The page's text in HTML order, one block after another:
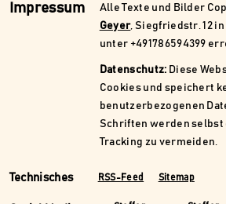
Impressum Alle Texte und Bilder
Geyer, Siegfriedstr. 12 in
unter +491786594399
Datenschutz: Diese
Cookies und speichert
benutzerbezogenen
Schriften werden selbst
Tracking zu vermeiden.
Technisches RSS-Feed Sitemap